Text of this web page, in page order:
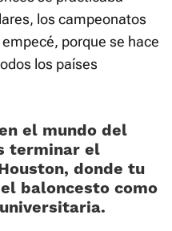
los campeonatos
porque se hace
los países
el mundo del
terminar el
donde tu
baloncesto como